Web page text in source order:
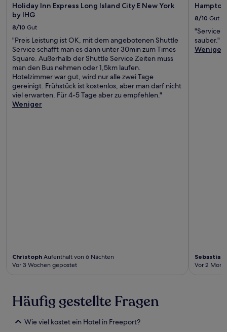
Holiday Inn Express Long Island City E New York
by IHG
8/10 Gut
"Preis Leistung ist OK, mit dem angebotenen Shuttle
Service schafft man es dann unter 30min zum Times
Square. Außerhalb der Shuttle Service Zeiten muss
man den Bus nehmen oder 1,5km laufen.
Hotelzimmer war gut, wird nur alle zwei Tage
gereinigt. Frühstück ist kostenlos, aber man darf nicht
viel erwarten. Für 4-5 Tage aber zu empfehlen."
Weniger
Christoph Aufenthalt von 6 Nächten
Vor 3 Wochen gepostet
8/10 Gut
"Service
sauber."
Weniger
Sebastian
Vor 2
Häufig gestellte Fragen
Wie viel kostet ein Hotel in Freeport?